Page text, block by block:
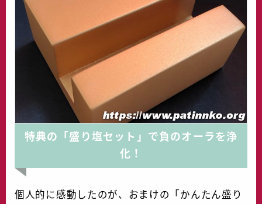
特典の「盛り塩セット」で負のオーラを浄
化！
個人的に感動したのが、おまけの「かんたん盛り